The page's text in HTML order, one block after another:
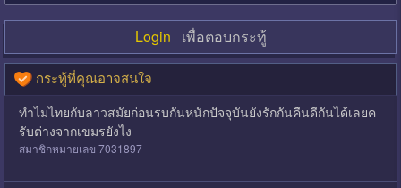
Login เพื่อตอบกระทู้
กระทู้ที่คุณอาจสนใจ
ทำไมไทยกับลาวสมัยก่อนรบกันหนักปัจจุบันยังรักกันคืนดีกันได้เลยค
รับต่างจากเขมรยังไง
สมาชิกหมายเลข 7031897